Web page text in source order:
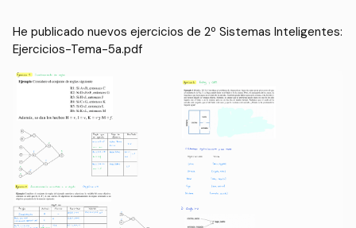
He publicado nuevos ejercicios de 2º Sistemas Inteligentes:
Ejercicios-Tema-5a.pdf